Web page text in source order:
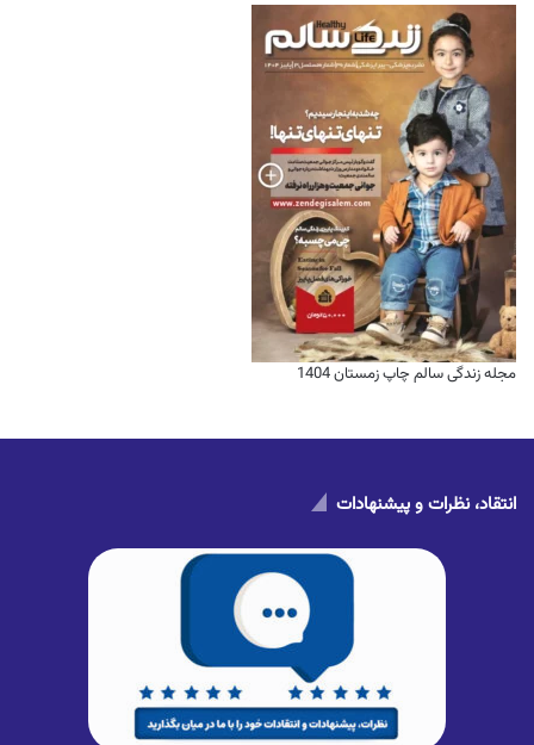
مجله زندگی سالم چاپ زمستان 1404
انتقاد، نظرات و پیشنهادات